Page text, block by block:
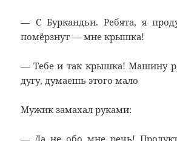
— С Буркандьи. Ребята, я
помёрзнут — мне крышка!
— Тебе и так крышка! Машину
дугу, думаешь этого мало
Мужик замахал руками: